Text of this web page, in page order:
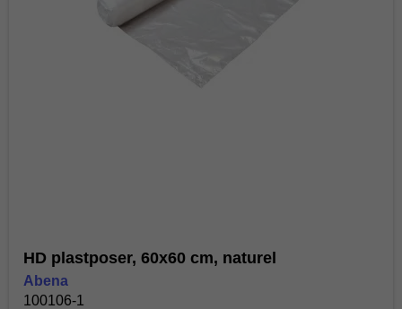
HD plastposer, 60x60 cm, naturel
Abena
100106-1